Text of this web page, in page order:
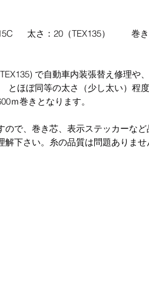
太さ：20（TEX135） 巻き
で自動車内装張替え修理や
とほぼ同等の太さ（少し太い）程度
ｍ巻きとなります。
ので、巻き芯、表示ステッカーな
解下さい。糸の品質は問題ありませ